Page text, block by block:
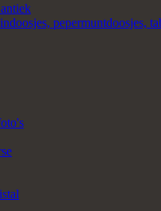
pepermuntdoosjes,